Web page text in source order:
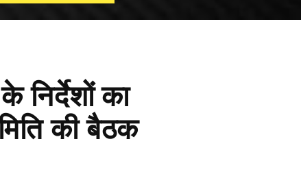
निर्देशों का
की बैठक